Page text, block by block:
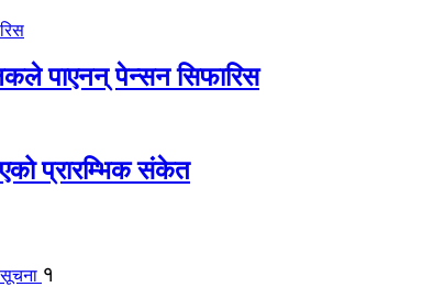
पाएनन् पेन्सन सिफारिस
प्रारम्भिक संकेत
१